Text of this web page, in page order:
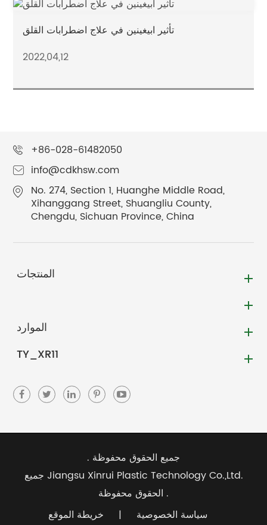
تأثير ابيغينين في علاج اضطرابات القلق
2022,04,12
+86-028-61482050
info@cdkhsw.com
No. 274, Section 1, Huanghe Middle Road,
Xihanggang Street, Shuangliu County,
Chengdu, Sichuan Province, China
المنتجات
الموارد
TY_XR11
جميع الحقوق محفوظة .
Jiangsu Xinrui Plastic Technology Co.,Ltd. جميع
الحقوق محفوظة .
خريطة الموقع
| سياسة الخصوصية